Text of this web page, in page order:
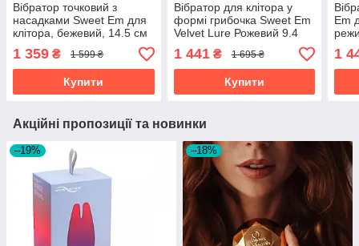
Вібратор точковий з
насадками Sweet Em для
клітора, бежевий, 14.5 см
1 359 ₴ 1 599 ₴
Купити
Вібратор для клітора у
формі грибочка Sweet Em
Velvet Lure Рожевий 9.4
см*5 см
1 441₴ 1 695 ₴
Купити
Em
1
Акційні пропозиції та новинки
–19% –18%